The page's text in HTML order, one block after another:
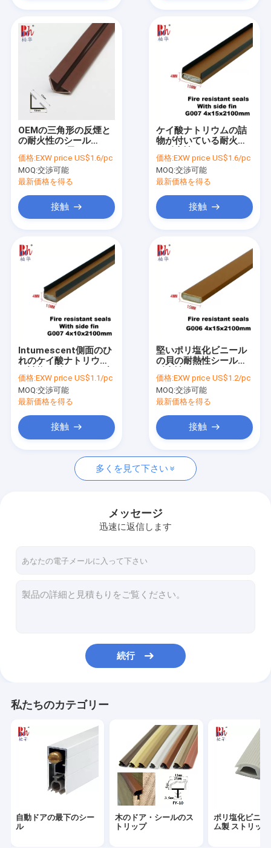
VRショー
私達について
品質管理
私達に連絡しなさい
ニュース
木のドア・シールのストリップ
ポリ塩化ビニールのゴム製 ストリップ
シャワーのシールのストリップ
自己接着天候除去
EPDMのゴム製 シール
耐火性のシール
OEMの三角形の反煙と
の耐火性のシール
価格:EXW price US$1.6/pc
MOQ:交渉可能
最新価格を得る
接触
ケイ酸ナトリウムの詰
物が付いている耐火性
2100mmの長さポリ塩
化ビニールの貝
価格:EXW price US$1.6/pc
MOQ:交渉可能
最新価格を得る
接触
Intumescent側面のひ
れのケイ酸ナトリウム
ラウン ポリ塩化ビニー
ルのシールのストリッ
プ
価格:EXW price US$1.1/pc
MOQ:交渉可能
最新価格を得る
接触
堅いポリ塩化ビニール
の貝の耐熱性シールの
シーリング
価格:EXW price US$1.2/pc
MOQ:交渉可能
最新価格を得る
接触
多くを見て下さい
メッセージ
迅速に返信します
続行
私たちのカテゴリー
自動ドアの最下のシー
ル
木のドア・シールのス
トリップ
ポリ塩化ビニー
ム製 ストリップ